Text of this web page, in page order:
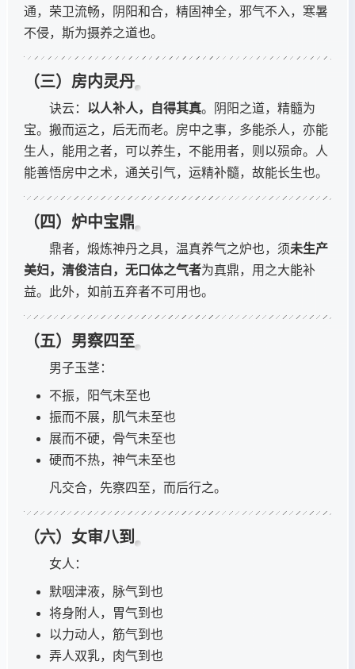
通，荣卫流畅，阴阳和合，精固神全，邪气不入，寒暑
不侵，斯为摄养之道也。
（三）房内灵丹
诀云： 以人补人，自得其真。阴阳之道，精髓为
宝。搬而运之，后无而老。房中之事，多能杀人，亦能
生人，能用之者，可以养生，不能用者，则以殒命。人
能善悟房中之术，通关引气，运精补髓，故能长生也。
（四）炉中宝鼎
鼎者，煅炼神丹之具，温真养气之炉也，须未生产
美妇，清俊洁白，无口体之气者为真鼎，用之大能补
益。此外，如前五弃者不可用也。
（五）男察四至
男子玉茎：
不振，阳气未至也
振而不展，肌气未至也
展而不硬，骨气未至也
硬而不热，神气未至也
凡交合，先察四至，而后行之。
（六）女审八到
女人：
默咽津液，脉气到也
将身附人，胃气到也
以力动人，筋气到也
弄人双乳，肉气到也